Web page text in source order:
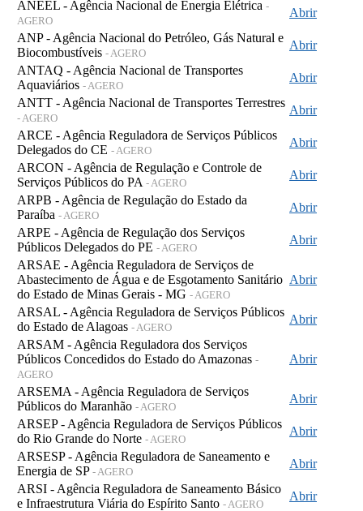
ANEEL - Agência Nacional de Energia Elétrica -
AGERO
Abrir
ANP - Agência Nacional do Petróleo, Gás Natural e
Biocombustíveis - AGERO
Abrir
ANTAQ - Agência Nacional de Transportes
Aquaviários - AGERO
Abrir
ANTT - Agência Nacional de Transportes Terrestres
- AGERO
Abrir
ARCE - Agência Reguladora de Serviços Públicos
Delegados do CE - AGERO
Abrir
ARCON - Agência de Regulação e Controle de
Serviços Públicos do PA - AGERO
Abrir
ARPB - Agência de Regulação do Estado da
Paraíba - AGERO
Abrir
ARPE - Agência de Regulação dos Serviços
Públicos Delegados do PE - AGERO
Abrir
ARSAE - Agência Reguladora de Serviços de
Abastecimento de Água e de Esgotamento Sanitário
do Estado de Minas Gerais - MG - AGERO
Abrir
ARSAL - Agência Reguladora de Serviços Públicos
do Estado de Alagoas - AGERO
Abrir
ARSAM - Agência Reguladora dos Serviços
Públicos Concedidos do Estado do Amazonas -
AGERO
Abrir
ARSEMA - Agência Reguladora de Serviços
Públicos do Maranhão - AGERO
Abrir
ARSEP - Agência Reguladora de Serviços Públicos
do Rio Grande do Norte - AGERO
Abrir
ARSESP - Agência Reguladora de Saneamento e
Energia de SP - AGERO
Abrir
ARSI - Agência Reguladora de Saneamento Básico
e Infraestrutura Viária do Espírito Santo - AGERO
Abrir